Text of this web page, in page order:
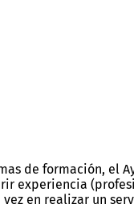
de formación, el
experiencia
vez en realizar un